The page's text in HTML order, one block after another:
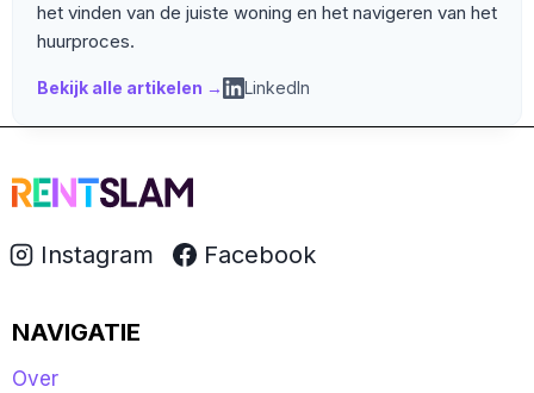
het vinden van de juiste woning en het navigeren van het
huurproces.
Bekijk alle artikelen → LinkedIn
Instagram Facebook
NAVIGATIE
Over